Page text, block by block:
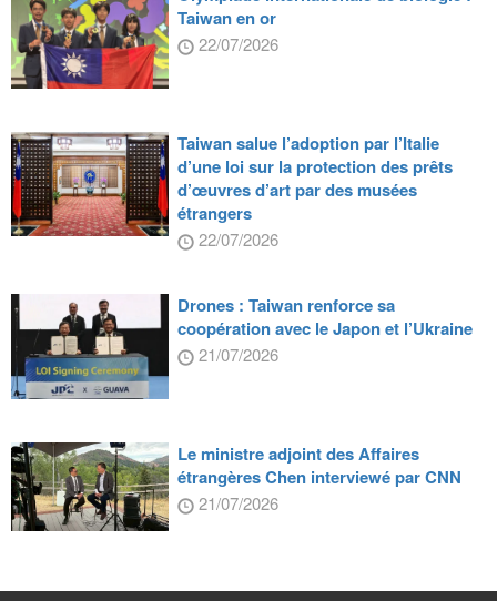
Taiwan en or
22/07/2026
Taiwan salue l’adoption par l’Italie
d’une loi sur la protection des prêts
d’œuvres d’art par des musées
étrangers
22/07/2026
Drones : Taiwan renforce sa
coopération avec le Japon et l’Ukraine
21/07/2026
Le ministre adjoint des Affaires
étrangères Chen interviewé par CNN
21/07/2026